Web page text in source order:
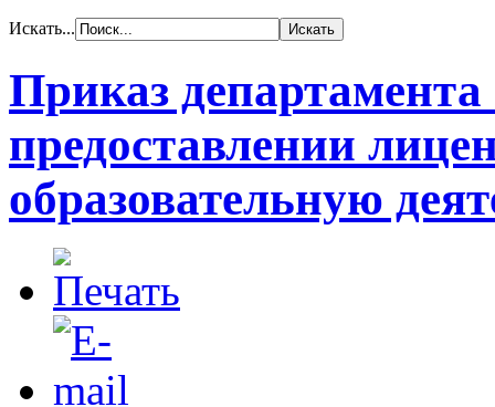
Искать...
Приказ
предоставлении
образовательную